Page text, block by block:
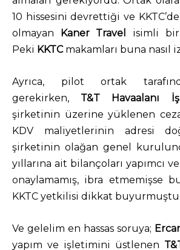
10 hissesini devrettiği ve
olmayan
Kaner Travel
isimli bir
Peki KKTCmakamları buna nasıl
Ayrıca, pilot ortak
gerekirken, T&T Havaalanı
şirketinin üzerine yüklenen
KDV maliyetlerinin adresi
şirketinin olağan genel
yıllarına ait bilançoları yapımcı
onaylamamış, ibra etmemişse
KKTC yetkilisi dikkat
Ve gelelim en hassas soruya;
yapım ve işletimini üstlenen